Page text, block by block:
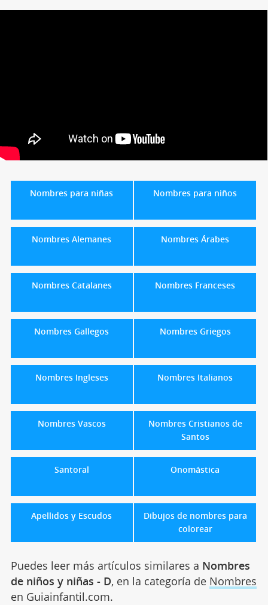
Nombres para niñas Nombres para niños
Nombres Alemanes Nombres Árabes
Nombres Catalanes Nombres Franceses
Nombres Gallegos Nombres Griegos
Nombres Ingleses Nombres Italianos
Nombres Vascos
Nombres Cristianos de
Santos
Santoral Onomástica
Apellidos y Escudos
Dibujos de nombres para
colorear
Puedes leer más artículos similares a Nombres
de niños y niñas - D, en la categoría de Nombres
en Guiainfantil.com.